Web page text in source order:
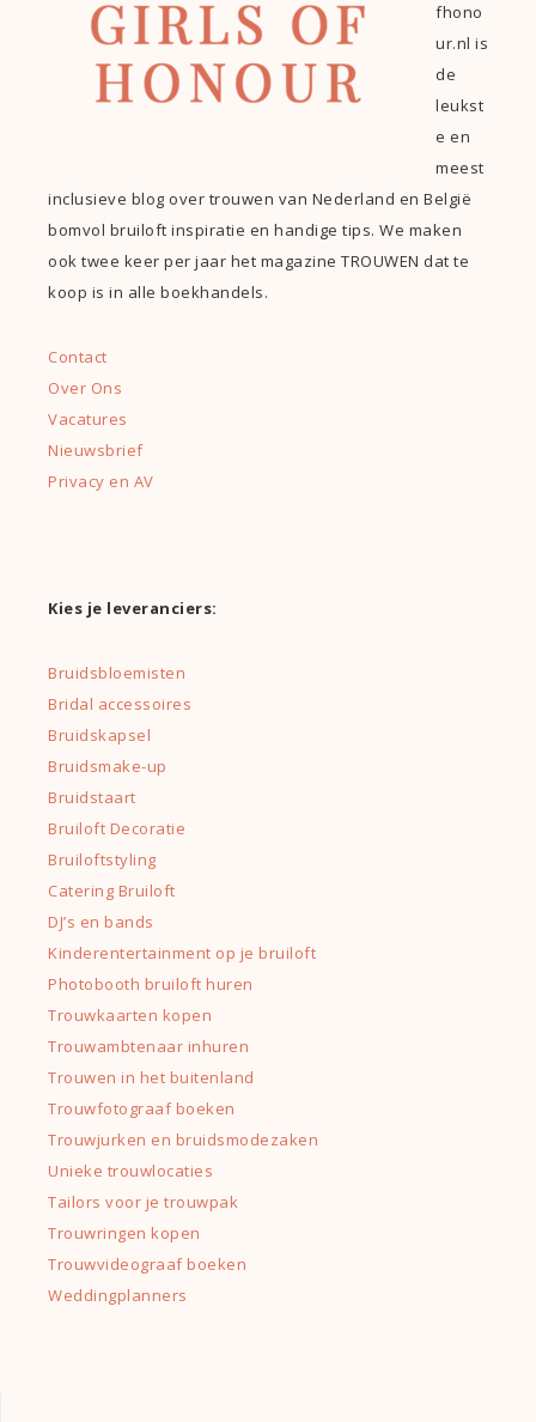
fhono
ur.nl is
de
leukst
e en
meest
inclusieve blog over trouwen van Nederland en België
bomvol bruiloft inspiratie en handige tips. We maken
ook twee keer per jaar het magazine TROUWEN dat te
koop is in alle boekhandels.
Contact
Over Ons
Vacatures
Nieuwsbrief
Privacy en AV
Kies je leveranciers:
Bruidsbloemisten
Bridal accessoires
Bruidskapsel
Bruidsmake-up
Bruidstaart
Bruiloft Decoratie
Bruiloftstyling
Catering Bruiloft
DJ’s en bands
Kinderentertainment op je bruiloft
Photobooth bruiloft huren
Trouwkaarten kopen
Trouwambtenaar inhuren
Trouwen in het buitenland
Trouwfotograaf boeken
Trouwjurken en bruidsmodezaken
Unieke trouwlocaties
Tailors voor je trouwpak
Trouwringen kopen
Trouwvideograaf boeken
Weddingplanners